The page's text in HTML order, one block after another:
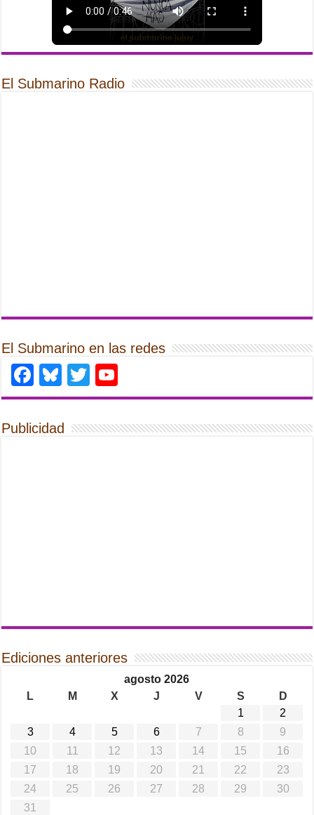
El Submarino Radio
El Submarino en las redes
Facebook
Bluesky
Twitter
Publicidad
Ediciones anteriores
agosto 2026
L
M X J V S
D
1
2
3
4 5 6 7 8
9
10
11 12 13 14 15
16
17
18 19 20 21 22
23
24
25 26 27 28 29
30
31